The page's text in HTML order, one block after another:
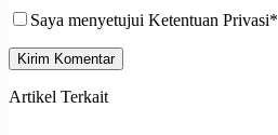
Saya menyetujui Ketentuan Privasi*
Kirim Komentar
Artikel Terkait